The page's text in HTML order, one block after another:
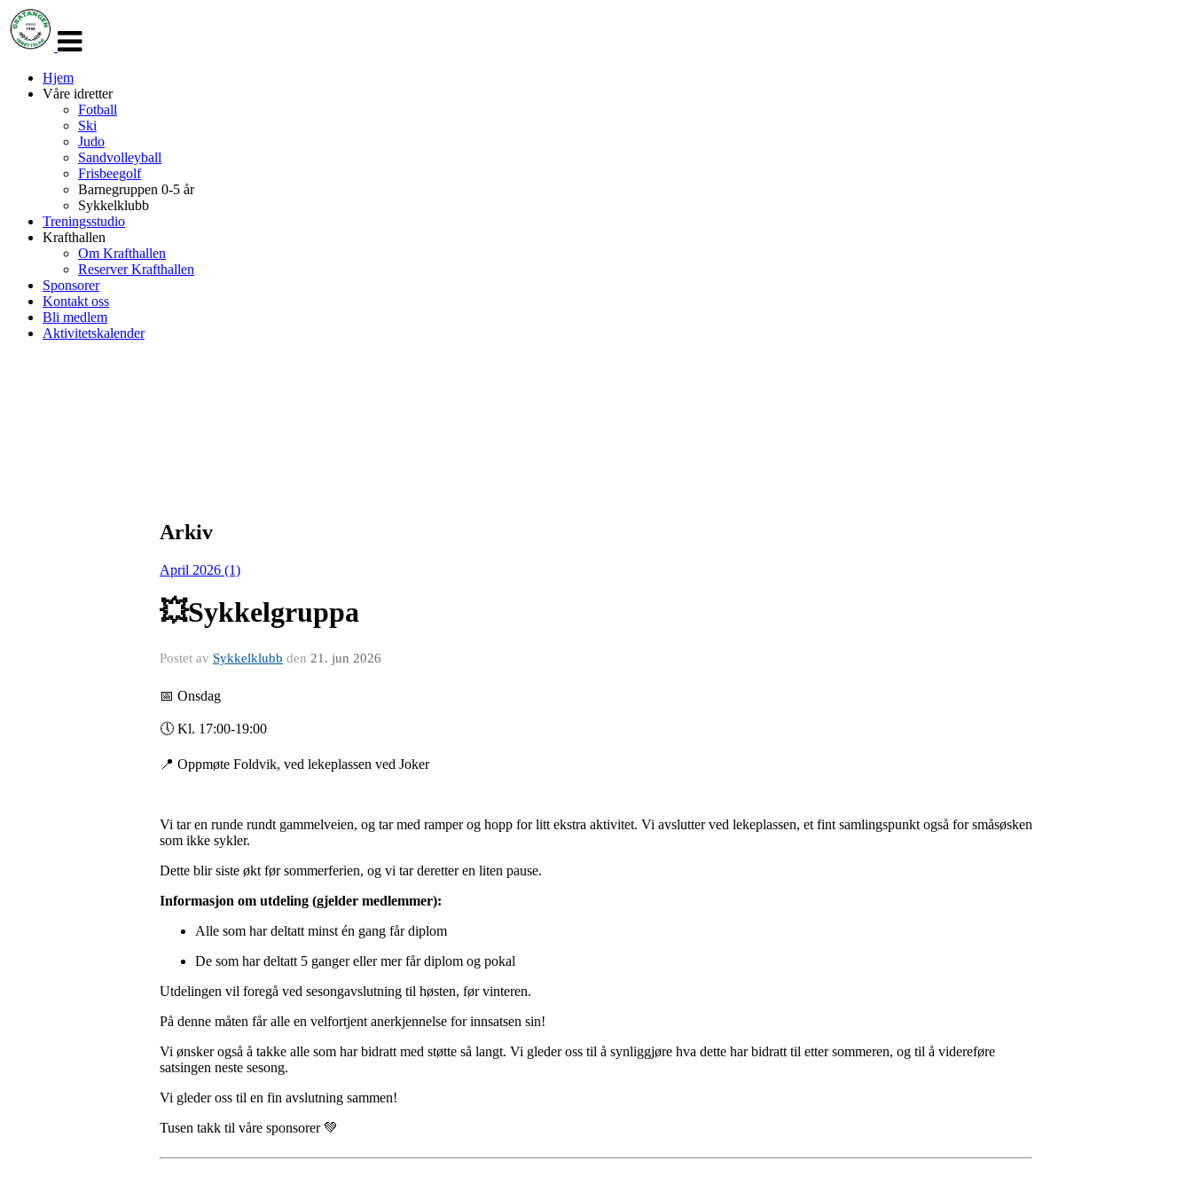
navigasjon
Hjem
Våre idretter
Fotball
Ski
Judo
Sandvolleyball
Frisbeegolf
Barnegruppen 0-5 år
Sykkelklubb
Treningsstudio
Krafthallen
Om Krafthallen
Reserver Krafthallen
Sponsorer
Kontakt oss
Bli medlem
Aktivitetskalender
Arkiv
April 2026 (1)
💥Sykkelgruppa
Postet av Sykkelklubb den 21. jun 2026
📅 Onsdag
🕔 Kl. 17:00-19:00
📍 Oppmøte Foldvik, ved lekeplassen ved Joker
Vi tar en runde rundt gammelveien, og tar med ramper og hopp for litt ekstra aktivitet. Vi avslutter ved lekeplassen, et fint samlingspunkt også for småsøsken
som ikke sykler.
Dette blir siste økt før sommerferien, og vi tar deretter en liten pause.
Informasjon om utdeling (gjelder medlemmer):
Alle som har deltatt minst én gang får diplom
De som har deltatt 5 ganger eller mer får diplom og pokal
Utdelingen vil foregå ved sesongavslutning til høsten, før vinteren.
På denne måten får alle en velfortjent anerkjennelse for innsatsen sin!
Vi ønsker også å takke alle som har bidratt med støtte så langt. Vi gleder oss til å synliggjøre hva dette har bidratt til etter sommeren, og til å videreføre
satsingen neste sesong.
Vi gleder oss til en fin avslutning sammen!
Tusen takk til våre sponsorer 💚